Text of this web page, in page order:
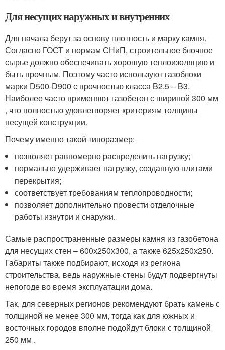
Для несущих наружных и внутренних
Для начала берут за основу плотность и марку камня.
Согласно ГОСТ и нормам СНиП, строительное блочное
сырье должно обеспечивать хорошую теплоизоляцию и
быть прочным. Поэтому часто используют газоблоки
марки D500-D900 с прочностью класса B2.5 – B3.
Наиболее часто применяют газобетон с шириной 300 мм
, что полностью удовлетворяет критериям толщины
несущей конструкции.
Почему именно такой типоразмер:
позволяет равномерно распределить нагрузку;
нормально удерживает нагрузку, созданную плитами
перекрытия;
соответствует требованиям теплопроводности;
позволяет дополнительно провести отделочные
работы изнутри и снаружи.
Самые распространенные размеры камня из газобетона
для несущих стен – 600х250х300, а также 625х250х250.
Габариты также подбирают, исходя из региона
строительства, ведь наружные стены будут подвергнуты
непогоде во время эксплуатации дома.
Так, для северных регионов рекомендуют брать камень с
толщиной не менее 300 мм, тогда как для южных и
восточных городов вполне подойдут блоки с толщиной
250 мм .